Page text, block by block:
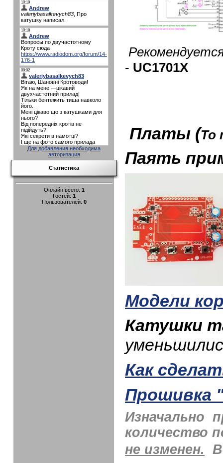
Для добавления необходима
авторизация
Статистика
Онлайн всего: 1
Гостей: 1
Пользователей: 0
- UC1701X
Платы (To
Паять
Модели
Катушки
Как
Прошивка
Изначально
количество
не изменен.